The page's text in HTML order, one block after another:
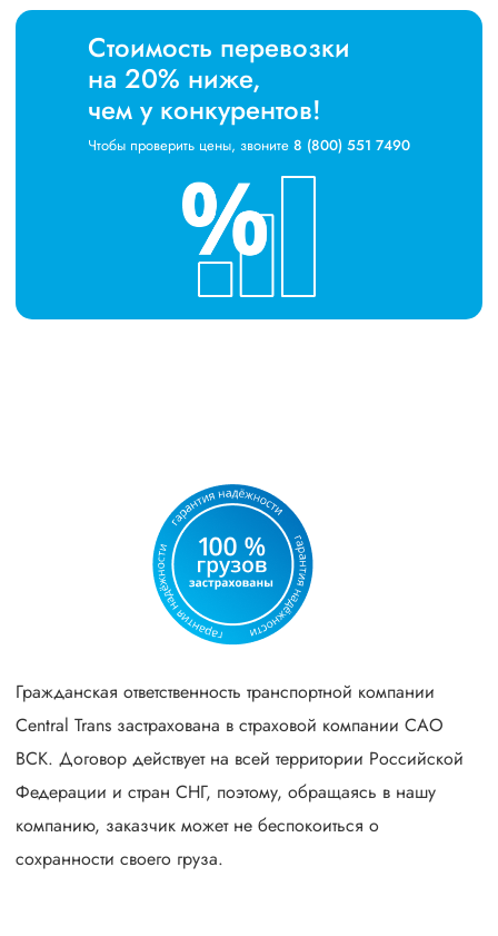
Стоимость перевозки
на 20% ниже,
чем у конкурентов!
Чтобы проверить цены, звоните 8 (800) 551 7490
Гражданская ответственность транспортной компании
Central Trans застрахована в страховой компании САО
ВСК. Договор действует на всей территории Российской
Федерации и стран СНГ, поэтому, обращаясь в нашу
компанию, заказчик может не беспокоиться о
сохранности своего груза.